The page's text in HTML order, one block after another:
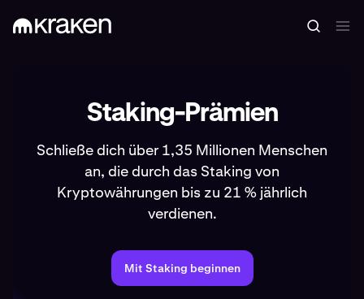
Staking-Prämien
Schließe dich über 1,35 Millionen Menschen
an, die durch das Staking von
Kryptowährungen bis zu 21 % jährlich
verdienen.
Mit Staking beginnen